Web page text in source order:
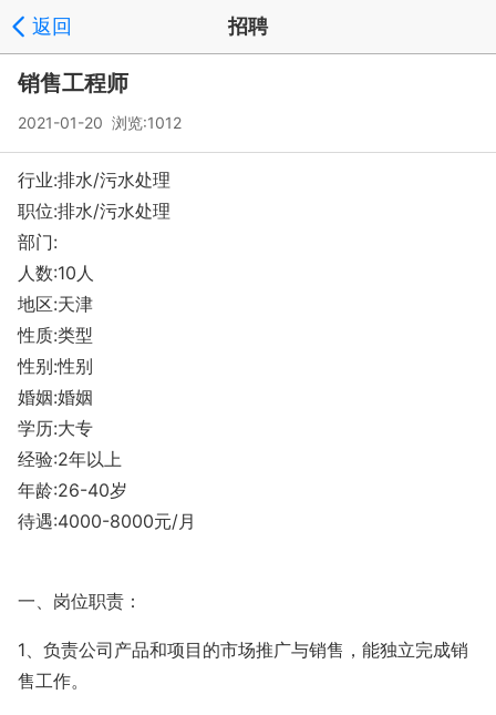
返回 招聘
销售工程师
2021-01-20 浏览:1012
行业:排水/污水处理
职位:排水/污水处理
部门:
人数:10人
地区:天津
性质:类型
性别:性别
婚姻:婚姻
学历:大专
经验:2年以上
年龄:26-40岁
待遇:4000-8000元/月
一、岗位职责：
1、负责公司产品和项目的市场推广与销售，能独立完成销
售工作。